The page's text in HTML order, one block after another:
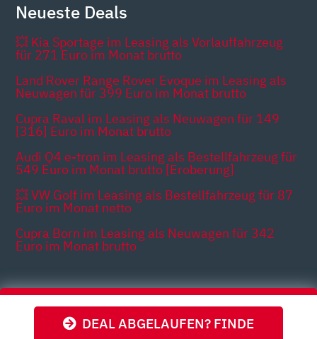
DEAL ABGELAUFEN? FINDE
Neueste Deals
💥 Kia Sportage im Leasing als Vorlauffahrzeug
für 271 Euro im Monat brutto
Land Rover Range Rover Evoque im Leasing als
Neuwagen für 399 Euro im Monat brutto
Cupra Raval im Leasing als Neuwagen für 149
[316] Euro im Monat brutto
Audi Q4 e-tron im Leasing als Bestellfahrzeug für
549 Euro im Monat brutto [Eroberung]
💥 VW Golf im Leasing als Bestellfahrzeug für 87
Euro im Monat netto
Cupra Born im Leasing als Neuwagen für 342
Euro im Monat brutto